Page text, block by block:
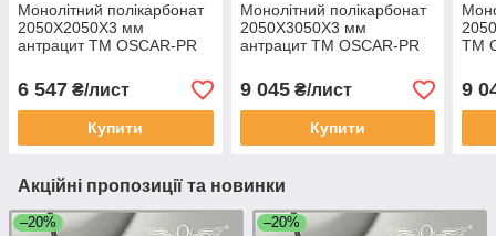
Монолітний полікарбонат
2050Х2050Х3 мм
антрацит TM OSCAR-PR
Сербія
6 547 ₴/лист
Купити
Монолітний полікарбонат
2050Х3050Х3 мм
антрацит TM OSCAR-PR
Сербія
9 045₴/лист
Купити
TM
9
Акційні пропозиції та новинки
–20% –20%